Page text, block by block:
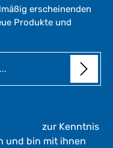
erscheinenden
Produkte und
zur Kenntnis
und bin mit ihnen